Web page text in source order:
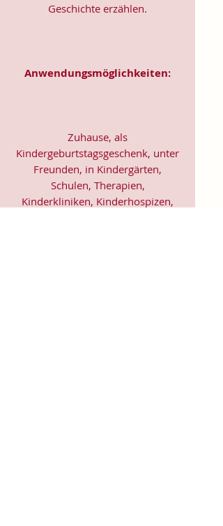
Geschichte erzählen.
Anwendungsmöglichkeiten:
Zuhause, als
Kindergeburtstagsgeschenk, unter
Freunden, in Kindergärten,
Schulen, Therapien,
Kinderkliniken, Kinderhospizen,